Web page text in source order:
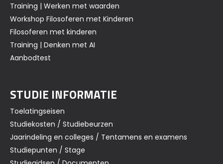
Training | Werken met waarden
Workshop Filosoferen met Kinderen
Filosoferen met kinderen
Training | Denken met AI
Aanbodtest
STUDIE INFORMATIE
Toelatingseisen
Studiekosten / Studiebeurzen
Jaarindeling en colleges / Tentamens en examens
Studiepunten / Stage